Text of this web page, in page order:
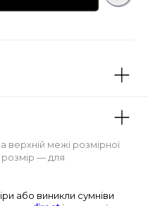
посадці вони
для
дихаюча тканина
на теплу пору.
верхній межі розмірної
розмір — для
або виникли сумніви